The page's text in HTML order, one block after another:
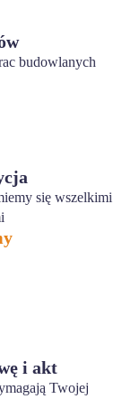
budowlanych
się wszelkimi
i akt
Twojej